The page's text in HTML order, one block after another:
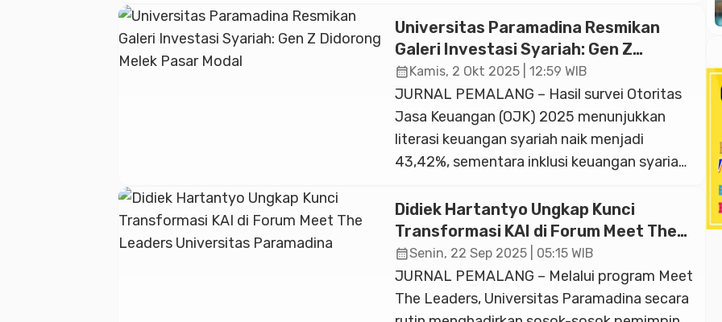
rangka memperingati Hari Ulang Tahun
(HUT) Ke-80 TNI yang diselenggarakan di
Silang Monas, Jakarta Pusat, Jumat
(03/10/2025). Latihan Upacara Parade dan
Defile ini merupakan Geladi Bersih terakhir […]
Universitas Paramadina Resmikan
Galeri Investasi Syariah: Gen Z
Didorong Melek Pasar Modal
calendar_monthKamis, 2 Okt 2025 | 12:59 WIB
JURNAL PEMALANG – Hasil survei Otoritas
Jasa Keuangan (OJK) 2025 menunjukkan
literasi keuangan syariah naik menjadi
43,42%, sementara inklusi keuangan syariah
peningkatan pemahaman masyarakat
terhadap konsep keuangan syariah, namun
belum diikuti dengan peningkatan
penggunaan produk dan layanan syariah
secara signifikan, oleh sebab itu kampus
Didiek Hartantyo Ungkap Kunci
Transformasi KAI di Forum Meet The
Leaders Universitas Paramadina
calendar_monthSenin, 22 Sep 2025 | 05:15 WIB
JURNAL PEMALANG – Melalui program Meet
The Leaders, Universitas Paramadina secara